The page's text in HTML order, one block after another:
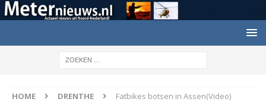
HOME DRENTHE Fatbikes botsen in Assen(Video)